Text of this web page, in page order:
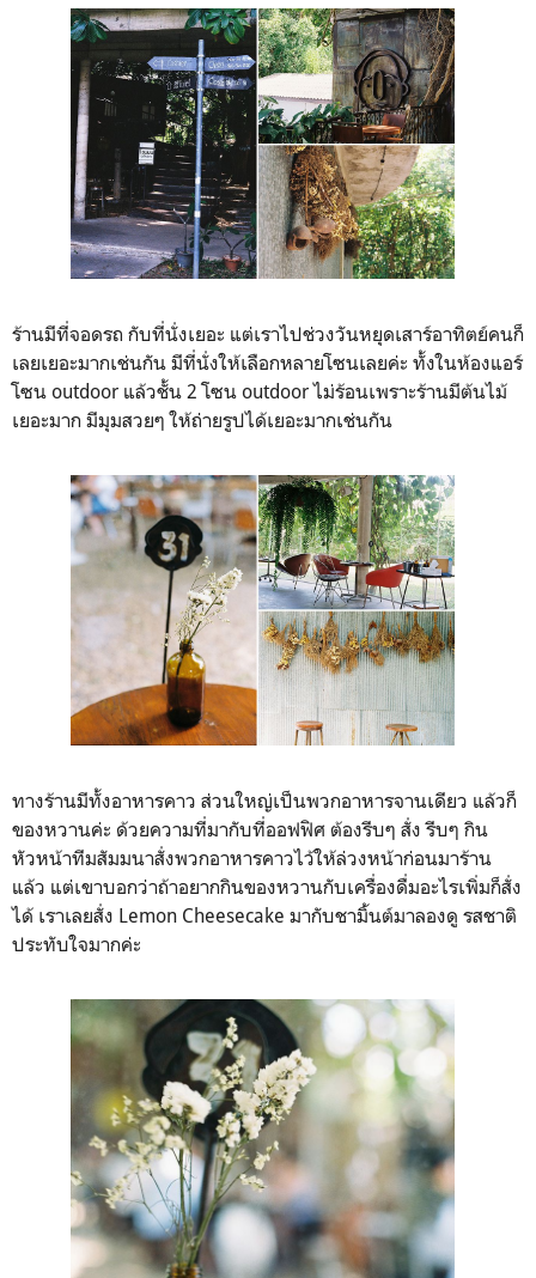
ร้านมีที่จอดรถ กับที่นั่งเยอะ แต่เราไปช่วงวันหยุดเสาร์อาทิตย์คนก็
เลยเยอะมากเช่นกัน มีที่นั่งให้เลือกหลายโซนเลยค่ะ ทั้งในห้องแอร์
โซน outdoor แล้วชั้น 2 โซน outdoor ไม่ร้อนเพราะร้านมีต้นไม้
เยอะมาก มีมุมสวยๆ ให้ถ่ายรูปได้เยอะมากเช่นกัน
ทางร้านมีทั้งอาหารคาว ส่วนใหญ่เป็นพวกอาหารจานเดียว แล้วก็
ของหวานค่ะ ด้วยความที่มากับที่ออฟฟิศ ต้องรีบๆ สั่ง รีบๆ กิน
หัวหน้าทีมสัมมนาสั่งพวกอาหารคาวไว้ให้ล่วงหน้าก่อนมาร้าน
แล้ว แต่เขาบอกว่าถ้าอยากกินของหวานกับเครื่องดื่มอะไรเพิ่มก็สั่ง
ได้ เราเลยสั่ง Lemon Cheesecake มากับชามิ้นต์มาลองดู รสชาติ
ประทับใจมากค่ะ